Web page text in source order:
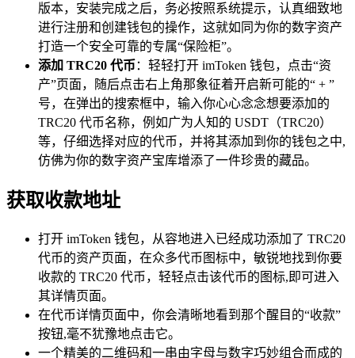
版本，安装完成之后，务必按照系统提示，认真细致地
进行注册和创建钱包的操作，这就如同为你的数字资产
打造一个安全可靠的专属“保险柜”。
添加 TRC20 代币 ：轻轻打开 imToken 钱包，点击“资
产”页面，随后点击右上角那象征着开启新可能的“ + ”
号，在弹出的搜索框中，输入你心心念念想要添加的
TRC20 代币名称，例如广为人知的 USDT（TRC20）
等，仔细选择对应的代币，并将其添加到你的钱包之中,
仿佛为你的数字资产宝库增添了一件珍贵的藏品。
获取收款地址
打开 imToken 钱包，从容地进入已经成功添加了 TRC20
代币的资产页面，在众多代币图标中，敏锐地找到你要
收款的 TRC20 代币，轻轻点击该代币的图标,即可进入
其详情页面。
在代币详情页面中，你会清晰地看到那个醒目的“收款”
按钮,毫不犹豫地点击它。
一个精美的二维码和一串由字母与数字巧妙组合而成的